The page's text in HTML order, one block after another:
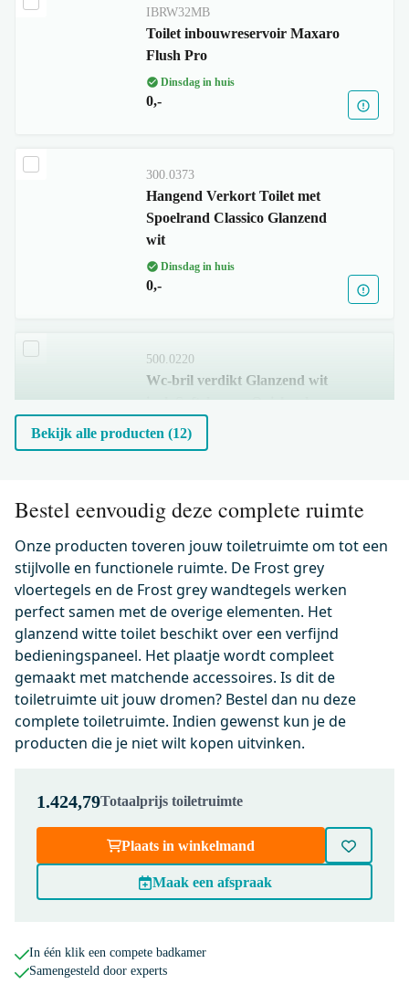
IBRW32MB
Toilet inbouwreservoir Maxaro
Flush Pro
Dinsdag in huis
0,-
300.0373
Hangend Verkort Toilet met
Spoelrand Classico Glanzend
wit
Dinsdag in huis
0,-
500.0220
Wc-bril verdikt Glanzend wit
incl. Softclose en Quick release
Dinsdag in huis
0,-
KSW006E1MW
Flush Bedieningspaneel Toilet |
Chroom met glanzend wit glas
Dinsdag in huis
0,-
200-1202
Radius WC Borstel | Chroom |
Hangende toiletborstelhouder
Dinsdag in huis
150-1103
Radius Toiletrolhouder |
Chroom
Bekijk alle producten (12)
Bestel eenvoudig deze complete ruimte
Onze producten toveren jouw toiletruimte om tot een
stijlvolle en functionele ruimte. De Frost grey
vloertegels en de Frost grey wandtegels werken
perfect samen met de overige elementen. Het
glanzend witte toilet beschikt over een verfijnd
bedieningspaneel. Het plaatje wordt compleet
gemaakt met matchende accessoires. Is dit de
toiletruimte uit jouw dromen? Bestel dan nu deze
complete toiletruimte. Indien gewenst kun je de
producten die je niet wilt kopen uitvinken.
1.424,79Totaalprijs toiletruimte
Plaats in winkelmand
Maak een afspraak
In één klik een compete badkamer
Samengesteld door experts